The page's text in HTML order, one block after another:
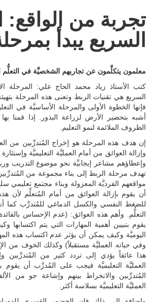
دورات مُخصّصة
المنتجات
المُصمّم السريع
جدول الدورات
أسئلة وأجوبة
التدريب داخل الشركات
حول المركز
شهادات الزبائن
أسئلة وأجوبة
اتصل بنا
تجربة من الواقع:
السريع يبدأ
معلمون يتكلَّمون عن تجاربهم الشخصيَّة في التعلُّم
كتب الأستاذ زياد محمد الحاج علي: المرحلة
السريع هي تقنيات الربط وتعنى هذه المرحلة بتهيئة
فإنها الخطوة الأولى والمرحلة الأساسيَّة في
أشبه بتحضير الأرض لزراعة البذور. إذا قمنا
الظروف الملائمة لنمو التعليم.
إن هدف هذه المرحلة هو إخراج المُتدرِّبين من
وإزالة العوائق من أمام العمليَّة التعليميَّة
وإعطاؤهم مشاعر إيجابيَّة نحو موضوع التدريب
تهدف مرحلة الربط إلى بناء مجموعة من
مواقعهم الفرديَّة المعزولة وبناء مجتمع
أن يقوم بإزالة العوائق من أمام المُتعلِّم لأن
للضغط النفسي والكسل الدماغي للمُتدرِّب كما
التعلُّم. وأهم هذه العوائق: (عدم الإحساس
يقوم بتبيين أهمية المهارات التي يتم اكتسابها
اليوميَّة وكيف يمكن أن يؤثر عدم اكتساب هذه
وفي حياته العمليَّة مستقبلاً) وكذلك الخوف من
هذا عائقاً يؤدي إلى تردد كثير من المُتدرِّبين
العمليَّة التعليميَّة فيجب على المُدرِّب أن يقوم
المُتدرِّبين والانخراط بينهم وإشاعة جو من
العمليَّة التعليميَّة بسلاسة أكثر.